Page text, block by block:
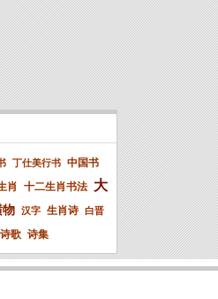
丁仕美行书 中国书
肖 十二生肖书法 大
物 汉字 生肖诗 白晋
诗歌 诗集